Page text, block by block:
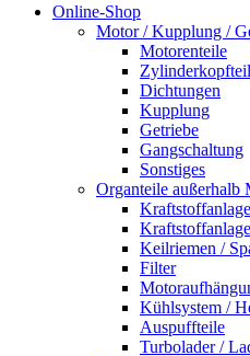
Online-Shop
Motor / Kupplung /
Motorenteile
Dichtungen
Kupplung
Getriebe
Gangschaltung
Sonstiges
Organteile außerhalb
Keilriemen /
Filter
Kühlsystem /
Auspuffteile
Turbolader /